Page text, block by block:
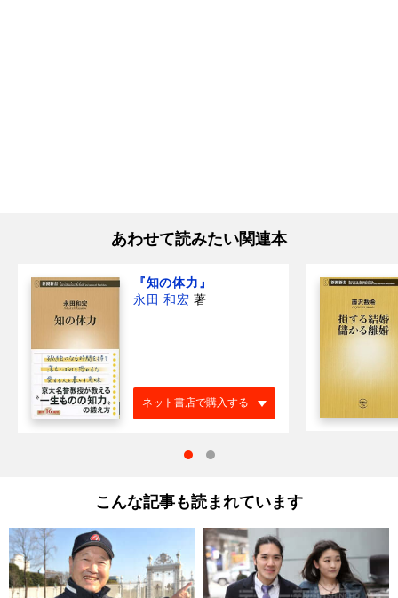
あわせて読みたい関連本
『知の体力』
永田 和宏 著
ネット書店で購入する
こんな記事も読まれています